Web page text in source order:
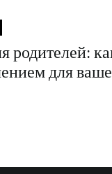
родителей:
для